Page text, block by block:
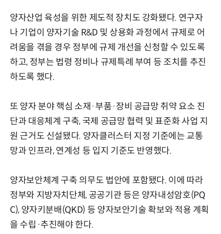
양자산업 육성을 위한 제도적 장치도 강화됐다. 연구자
나 기업이 양자기술 R&D 및 상용화 과정에서 규제로 어
려움을 겪을 경우 정부에 규제 개선을 신청할 수 있도록
하고, 정부는 법령 정비나 규제특례 부여 등 조치를 추진
하도록 했다.
또 양자 분야 핵심 소재·부품·장비 공급망 취약 요소 진
단과 대응체계 구축, 국제 공급망 협력 및 표준화 사업 지
원 근거도 신설됐다. 양자클러스터 지정 기준에는 교통
망과 인프라, 연계성 등 입지 기준도 반영했다.
양자보안체계 구축 의무도 법안에 포함됐다. 이에 따라
정부와 지방자치단체, 공공기관 등은 양자내성암호(PQ
C), 양자키분배(QKD) 등 양자보안기술 확보와 적용 계획
을 수립·추진해야 한다.